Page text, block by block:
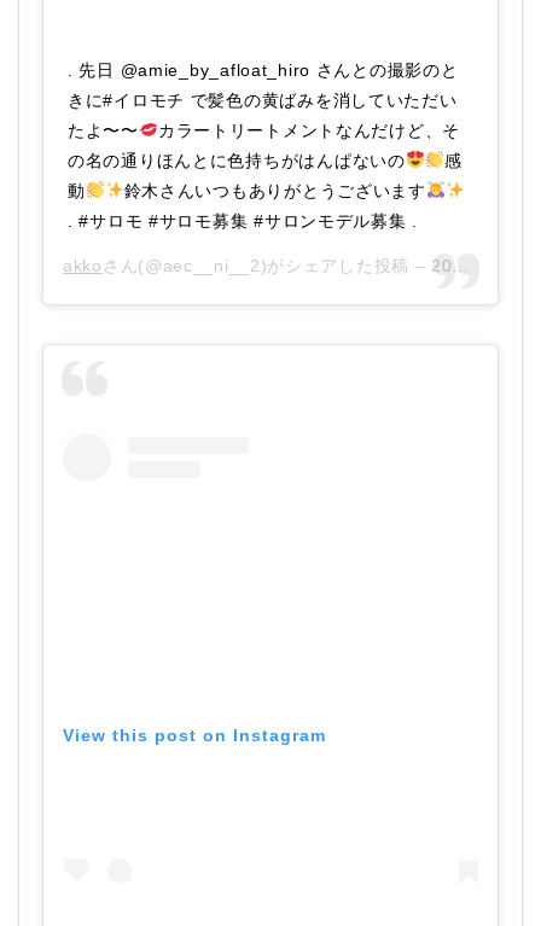
. 先日 @amie_by_afloat_hiro さんとの撮影のと
きに#イロモチ で髪色の黄ばみを消していただい
たよ〜〜
カラートリートメントなんだけど、そ
の名の通りほんとに色持ちがはんぱないの
感
動
鈴木さんいつもありがとうございます
. #サロモ #サロモ募集 #サロンモデル募集 .
akko さん(@aec__ni__2)がシェアした投稿 – 2018年10月月7日午後12時21分PDT
View this post on Instagram